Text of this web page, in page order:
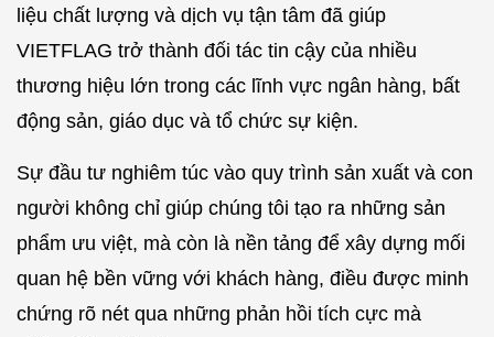
liệu chất lượng và dịch vụ tận tâm đã giúp
VIETFLAG trở thành đối tác tin cậy của nhiều
thương hiệu lớn trong các lĩnh vực ngân hàng, bất
động sản, giáo dục và tổ chức sự kiện.
Sự đầu tư nghiêm túc vào quy trình sản xuất và con
người không chỉ giúp chúng tôi tạo ra những sản
phẩm ưu việt, mà còn là nền tảng để xây dựng mối
quan hệ bền vững với khách hàng, điều được minh
chứng rõ nét qua những phản hồi tích cực mà